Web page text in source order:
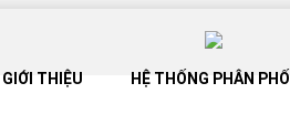
GIỚI THIỆU HỆ THỐNG PHÂN PHỐI